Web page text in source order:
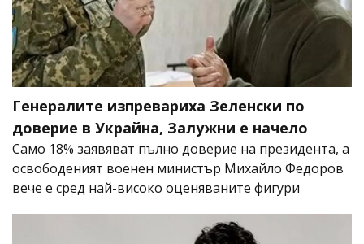
Генералите изпревариха Зеленски по
доверие в Украйна, Залужни е начело
Само 18% заявяват пълно доверие на президента, а
освободеният военен министър Михайло Федоров
вече е сред най-високо оценяваните фигури